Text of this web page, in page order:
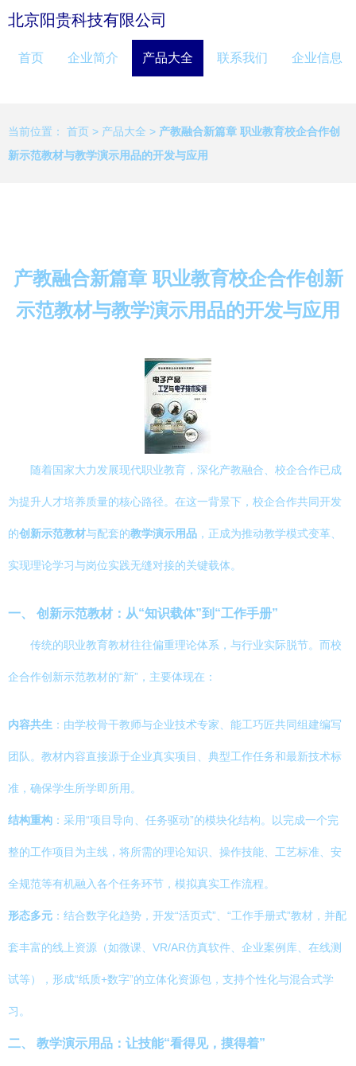
北京阳贵科技有限公司
首页 企业简介 产品大全 联系我们 企业信息
当前位置： 首页 > 产品大全 > 产教融合新篇章 职业教育校企合作创
新示范教材与教学演示用品的开发与应用
产教融合新篇章 职业教育校企合作创新
示范教材与教学演示用品的开发与应用
随着国家大力发展现代职业教育，深化产教融合、校企合作已成
为提升人才培养质量的核心路径。在这一背景下，校企合作共同开发
的创新示范教材与配套的教学演示用品 ，正成为推动教学模式变革、
实现理论学习与岗位实践无缝对接的关键载体。
一、 创新示范教材：从“知识载体”到“工作手册”
传统的职业教育教材往往偏重理论体系，与行业实际脱节。而校
企合作创新示范教材的“新”，主要体现在：
内容共生 ：由学校骨干教师与企业技术专家、能工巧匠共同组建编写
团队。教材内容直接源于企业真实项目、典型工作任务和最新技术标
准，确保学生所学即所用。
结构重构 ：采用“项目导向、任务驱动”的模块化结构。以完成一个完
整的工作项目为主线，将所需的理论知识、操作技能、工艺标准、安
全规范等有机融入各个任务环节，模拟真实工作流程。
形态多元 ：结合数字化趋势，开发“活页式”、“工作手册式”教材，并配
套丰富的线上资源（如微课、VR/AR仿真软件、企业案例库、在线测
试等），形成“纸质+数字”的立体化资源包，支持个性化与混合式学
习。
二、 教学演示用品：让技能“看得见，摸得着”